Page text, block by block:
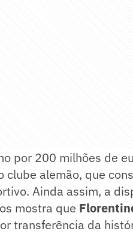
por 200 milhões de
clube alemão, que
Ainda assim, a
mostra que
transferência da